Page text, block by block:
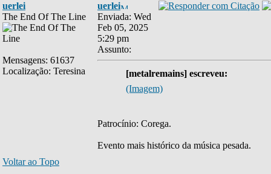
uerlei
The End Of The Line
Mensagens: 61637
Localização: Teresina
uerlei
Enviada: Wed
Feb 05, 2025
5:29 pm
Assunto:
[metalremains] escreveu:
(Imagem)
Patrocínio: Corega.
Evento mais histórico da música pesada.
Voltar ao Topo